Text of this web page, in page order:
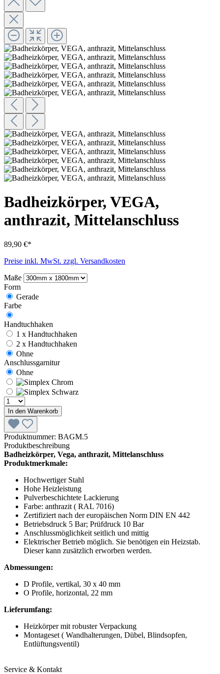
Badheizkörper, VEGA,
anthrazit, Mittelanschluss
89,90 €*
Preise inkl. MwSt. zzgl. Versandkosten
Maße
Form
Gerade
Farbe
Handtuchhaken
1 x Handtuchhaken
2 x Handtuchhaken
Ohne
Anschlussgarnitur
Ohne
In den Warenkorb
Produktnummer: BAGM.5
Produktbeschreibung
Badheizkörper, Vega, anthrazit, Mittelanschluss
Produktmerkmale:
Hochwertiger Stahl
Hohe Heizleistung
Pulverbeschichtete Lackierung
Farbe: anthrazit ( RAL 7016)
Zertifiziert nach der europäischen Norm DIN EN 442
Betriebsdruck 5 Bar; Prüfdruck 10 Bar
Anschlussmöglichkeit seitlich und mittig
Elektrischer Betrieb möglich. Sie benötigen ein Heizstab.
Dieser kann zusätzlich erworben werden.
Abmessungen:
D Profile, vertikal, 30 x 40 mm
O Profile, horizontal, 22 mm
Lieferumfang:
Heizkörper mit robuster Verpackung
Montageset ( Wandhalterungen, Dübel, Blindsopfen,
Entlüftungsventil)
Service & Kontakt